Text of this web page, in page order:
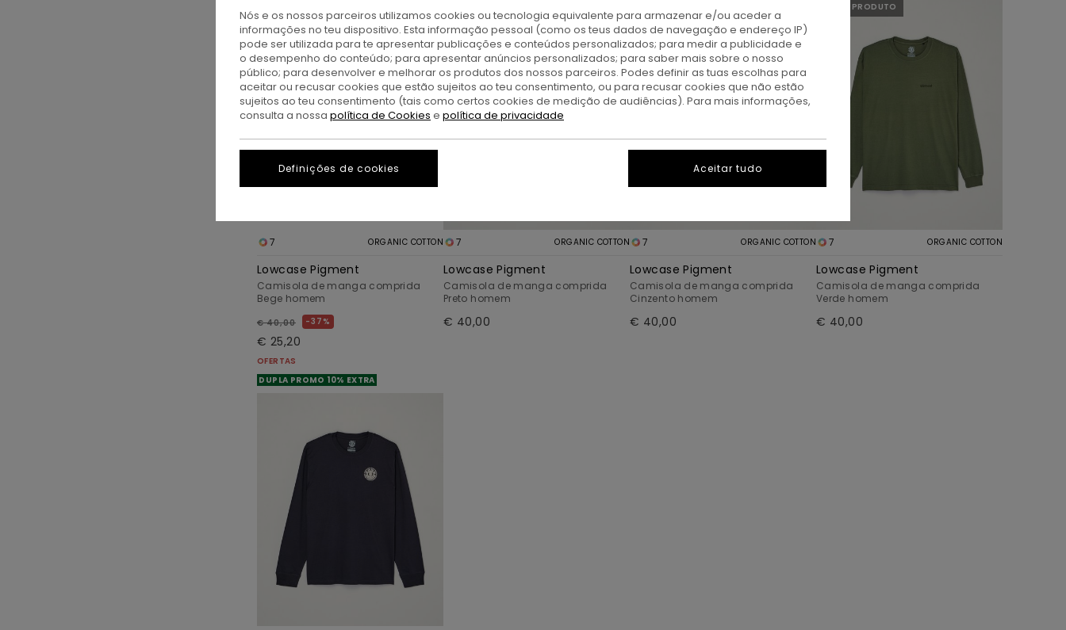
para
procurar
critérios
de
filtragem
para
ordenar
por
7 ORGANIC COTTON
Lowcase Pigment
Camisola de manga comprida
Bege homem
€ 40,00 37%
€ 25,20
OFERTAS
DUPLA PROMO 10% EXTRA
7 ORGANIC COTTON
Lowcase Pigment
Camisola de manga comprida
Preto homem
€ 40,00
7 ORGANIC COTTON
Lowcase Pigment
Camisola de manga comprida
Cinzento homem
€ 40,00
NOVO PRODUTO
7 ORGANIC COTTON
Lowcase Pigment
Camisola de manga comprida
Verde homem
€ 40,00
Nós e os nossos parceiros utilizamos cookies ou tecnologia equivalente para armazenar e/ou aceder a
informações no teu dispositivo. Esta informação pessoal (como os teus dados de navegação e endereço IP)
pode ser utilizada para te apresentar publicações e conteúdos personalizados; para medir a publicidade e
o desempenho do conteúdo; para apresentar anúncios personalizados; para saber mais sobre o nosso
público; para desenvolver e melhorar os produtos dos nossos parceiros. Podes definir as tuas escolhas para
aceitar ou recusar cookies que estão sujeitos ao teu consentimento, ou para recusar cookies que não estão
sujeitos ao teu consentimento (tais como certos cookies de medição de audiências). Para mais informações,
consulta a nossa política de Cookies e política de privacidade
Definições de cookies Aceitar tudo